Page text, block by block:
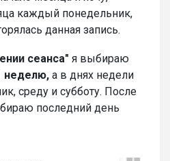
каждый понедельник,
данная запись.
сеанса" я выбираю
неделю, а в днях недели
среду и субботу. После
последний день